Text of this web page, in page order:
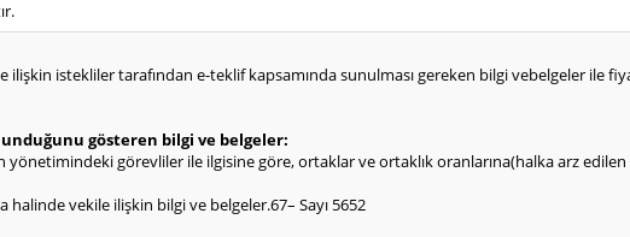
ilişkin istekliler tarafından e-teklif kapsamında sunulması gereken bilgi vebelgeler ile
gösteren bilgi ve belgeler:
yönetimindeki görevliler ile ilgisine göre, ortaklar ve ortaklık oranlarına(halka arz
halinde vekile ilişkin bilgi ve belgeler.67– Sayı 5652